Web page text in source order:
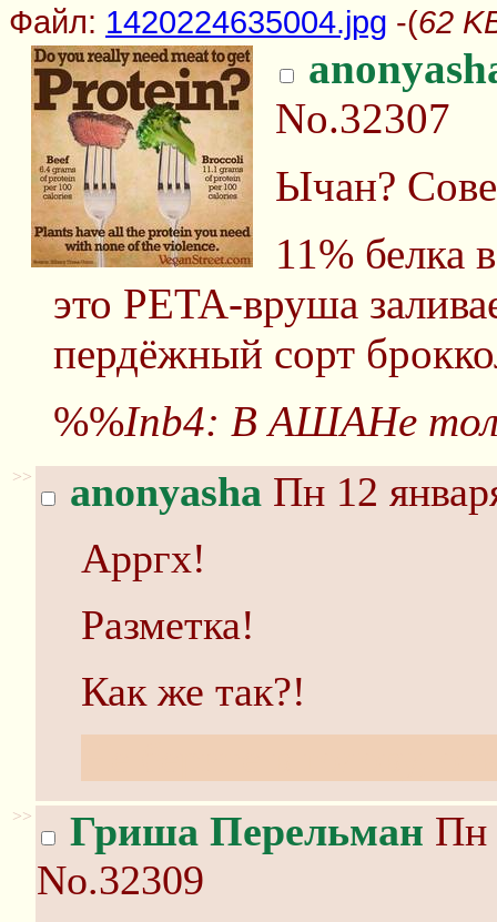
Файл: 1420224635004.jpg -(62
No.32307
Ычан?
11% белка
это PETA-вруша
пердёжный сорт
%%Inb4: В АШАНе
>> anonyasha Пн 12
Арргх!
Разметка!
Как же так?!
>> Гриша Перельман Пн
No.32309